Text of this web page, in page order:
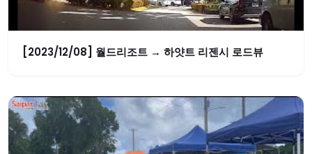
[2023/12/08] 월드리조트 → 하얏트 리젠시 로드뷰